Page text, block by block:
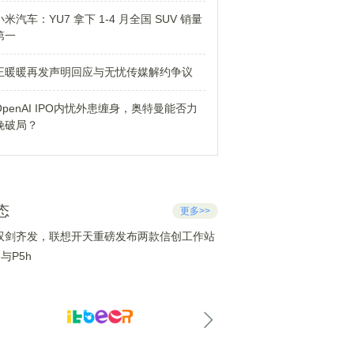
米汽车：YU7 拿下 1-4 月全国 SUV 销量
一
暖暖再发声明回应与无忧传媒解约争议
IPO内忧外患缠身，奥特曼能否力
破局？
更多>>